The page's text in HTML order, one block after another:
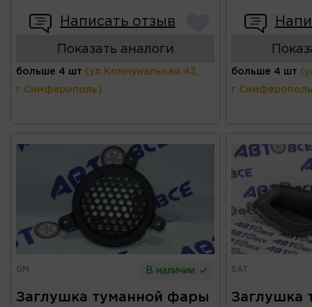
Написать отзыв
Показать аналоги
больше 4 шт (ул.Коммунальная 43,
г.Симферополь)
больше 4 шт
GM В наличии
Заглушка туманной фары
SAT
Заглушка